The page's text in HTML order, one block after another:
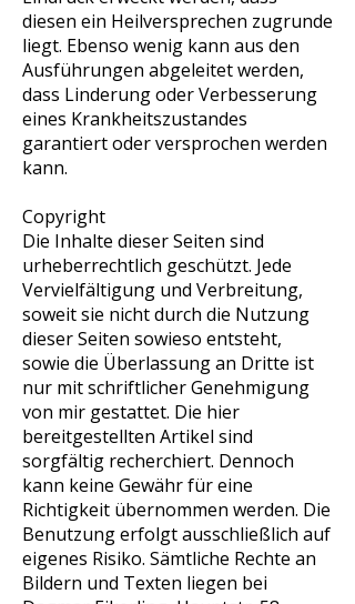
diesen ein Heilversprechen zugrunde
liegt. Ebenso wenig kann aus den
Ausführungen abgeleitet werden,
dass Linderung oder Verbesserung
eines Krankheitszustandes
garantiert oder versprochen werden
kann.
Copyright
Die Inhalte dieser Seiten sind
urheberrechtlich geschützt. Jede
Vervielfältigung und Verbreitung,
soweit sie nicht durch die Nutzung
dieser Seiten sowieso entsteht,
sowie die Überlassung an Dritte ist
nur mit schriftlicher Genehmigung
von mir gestattet. Die hier
bereitgestellten Artikel sind
sorgfältig recherchiert. Dennoch
kann keine Gewähr für eine
Richtigkeit übernommen werden. Die
Benutzung erfolgt ausschließlich auf
eigenes Risiko. Sämtliche Rechte an
Bildern und Texten liegen bei